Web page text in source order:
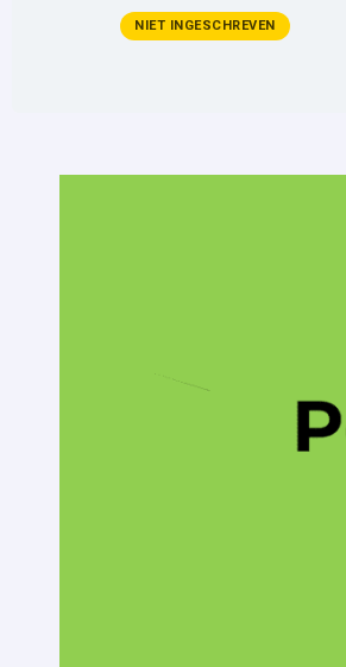
NIET INGESCHREVEN